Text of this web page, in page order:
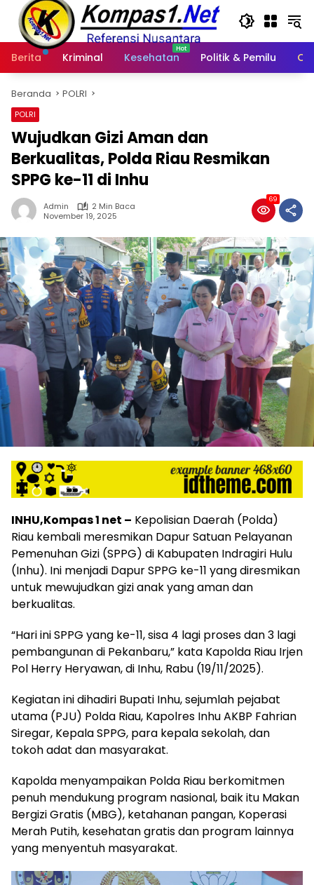
Langsung
konten
Berita
Kriminal Kesehatan Politik & Pemilu
Beranda POLRI
POLRI
Wujudkan Gizi Aman dan
Berkualitas, Polda Riau Resmikan
SPPG ke-11 di Inhu
Admin
2 Min Baca
November 19, 2025
69
INHU,Kompas 1 net – Kepolisian Daerah (Polda)
Riau kembali meresmikan Dapur Satuan Pelayanan
Pemenuhan Gizi (SPPG) di Kabupaten Indragiri Hulu
(Inhu). Ini menjadi Dapur SPPG ke-11 yang diresmikan
untuk mewujudkan gizi anak yang aman dan
berkualitas.
“Hari ini SPPG yang ke-11, sisa 4 lagi proses dan 3 lagi
pembangunan di Pekanbaru,” kata Kapolda Riau Irjen
Pol Herry Heryawan, di Inhu, Rabu (19/11/2025).
Kegiatan ini dihadiri Bupati Inhu, sejumlah pejabat
utama (PJU) Polda Riau, Kapolres Inhu AKBP Fahrian
Siregar, Kepala SPPG, para kepala sekolah, dan
tokoh adat dan masyarakat.
Kapolda menyampaikan Polda Riau berkomitmen
penuh mendukung program nasional, baik itu Makan
Bergizi Gratis (MBG), ketahanan pangan, Koperasi
Merah Putih, kesehatan gratis dan program lainnya
yang menyentuh masyarakat.